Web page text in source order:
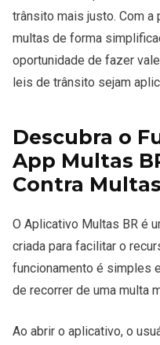
trânsito mais justo. Com
multas de forma
oportunidade de fazer
leis de trânsito sejam
Descubra o
App Multas
Contra
O Aplicativo Multas BR é
criada para facilitar o
funcionamento é simples
de recorrer de uma multa
Ao abrir o aplicativo, o